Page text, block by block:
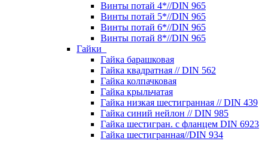
Винты потай 4*//DIN 965
Винты потай 5*//DIN 965
Винты потай 6*//DIN 965
Винты потай 8*//DIN 965
Гайки
Гайка барашковая
Гайка квадратная // DIN 562
Гайка колпачковая
Гайка крыльчатая
Гайка низкая шестигранная // DIN 439
Гайка синий нейлон // DIN 985
Гайка шестигран. с фланцем DIN 6923
Гайка шестигранная//DIN 934